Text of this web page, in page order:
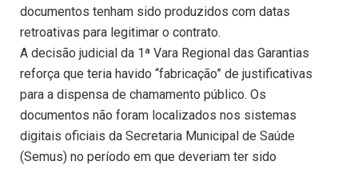
documentos tenham sido produzidos com datas
retroativas para legitimar o contrato.
A decisão judicial da 1ª Vara Regional das Garantias
reforça que teria havido “fabricação” de justificativas
para a dispensa de chamamento público. Os
documentos não foram localizados nos sistemas
digitais oficiais da Secretaria Municipal de Saúde
(Semus) no período em que deveriam ter sido